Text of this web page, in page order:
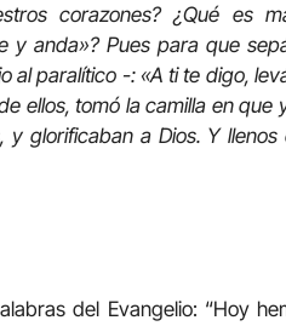
corazones? ¿Qué es
y anda»? Pues para que
al paralítico -: «A ti te digo,
ellos, tomó la camilla en
glorificaban a Dios. Y
del Evangelio: “Hoy